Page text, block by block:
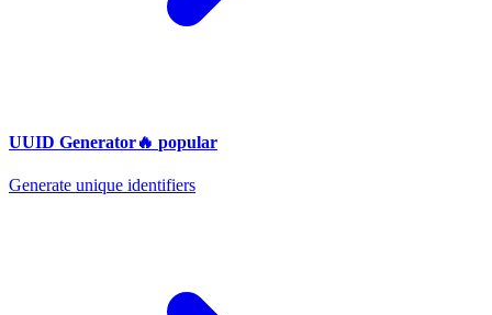
UUID Generator🔥 popular
Generate unique identifiers